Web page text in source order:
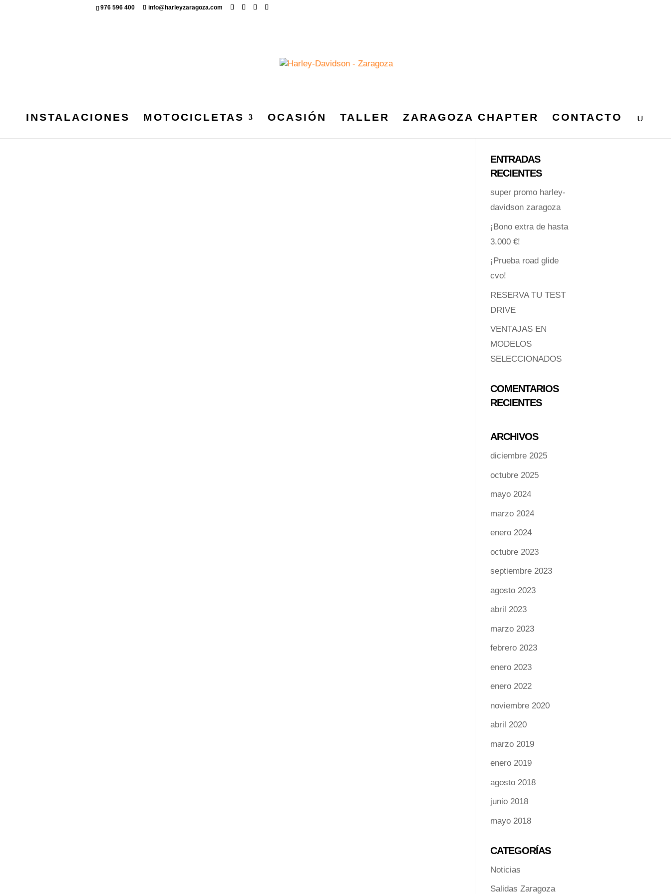
976 596 400 info@harleyzaragoza.com
INSTALACIONES MOTOCICLETAS OCASIÓN TALLER ZARAGOZA CHAPTER CONTACTO
ENTRADAS
RECIENTES
super promo harley-
davidson zaragoza
¡Bono extra de hasta
3.000 €!
¡Prueba road glide
cvo!
RESERVA TU TEST
DRIVE
VENTAJAS EN
MODELOS
SELECCIONADOS
COMENTARIOS
RECIENTES
ARCHIVOS
diciembre 2025
octubre 2025
mayo 2024
marzo 2024
enero 2024
octubre 2023
septiembre 2023
agosto 2023
abril 2023
marzo 2023
febrero 2023
enero 2023
enero 2022
noviembre 2020
abril 2020
marzo 2019
enero 2019
agosto 2018
junio 2018
mayo 2018
CATEGORÍAS
Noticias
Salidas Zaragoza